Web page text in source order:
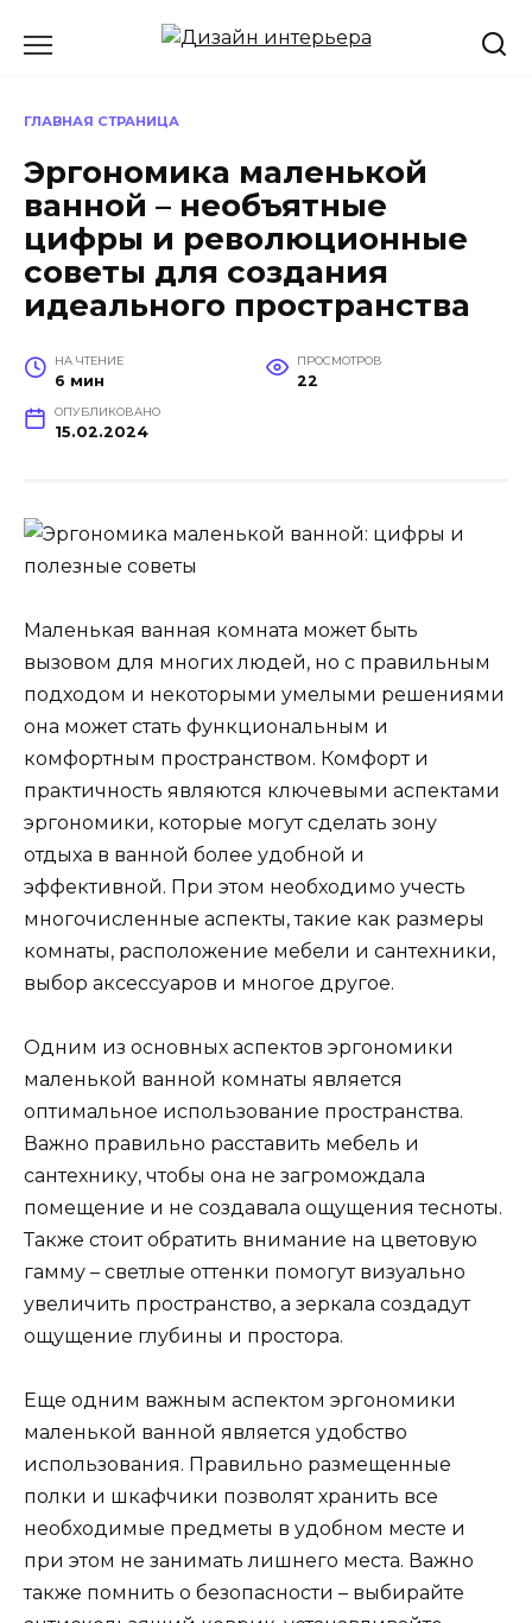
ГЛАВНАЯ СТРАНИЦА
Эргономика маленькой
ванной – необъятные
цифры и революционные
советы для создания
идеального пространства
НА ЧТЕНИЕ
6 мин
ПРОСМОТРОВ
22
ОПУБЛИКОВАНО
15.02.2024
Маленькая ванная комната может быть
вызовом для многих людей, но с правильным
подходом и некоторыми умелыми решениями
она может стать функциональным и
комфортным пространством. Комфорт и
практичность являются ключевыми аспектами
эргономики, которые могут сделать зону
отдыха в ванной более удобной и
эффективной. При этом необходимо учесть
многочисленные аспекты, такие как размеры
комнаты, расположение мебели и сантехники,
выбор аксессуаров и многое другое.
Одним из основных аспектов эргономики
маленькой ванной комнаты является
оптимальное использование пространства.
Важно правильно расставить мебель и
сантехнику, чтобы она не загромождала
помещение и не создавала ощущения тесноты.
Также стоит обратить внимание на цветовую
гамму – светлые оттенки помогут визуально
увеличить пространство, а зеркала создадут
ощущение глубины и простора.
Еще одним важным аспектом эргономики
маленькой ванной является удобство
использования. Правильно размещенные
полки и шкафчики позволят хранить все
необходимые предметы в удобном месте и
при этом не занимать лишнего места. Важно
также помнить о безопасности – выбирайте